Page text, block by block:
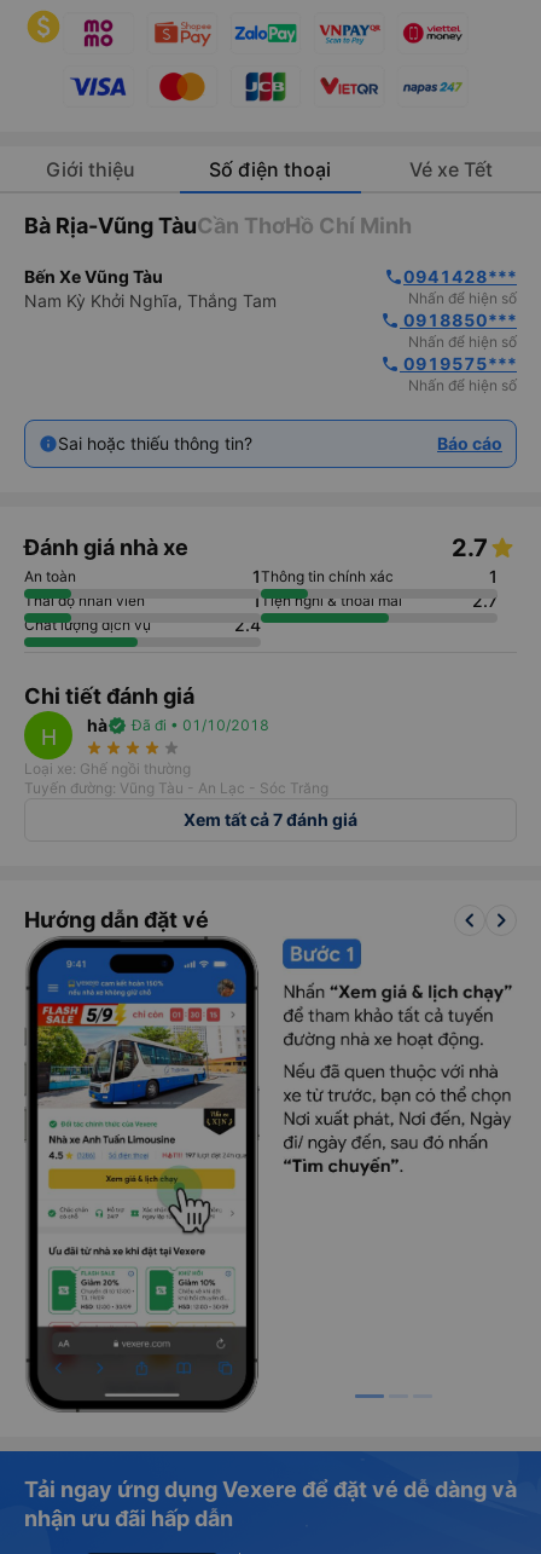
Giới thiệu Số điện thoại Vé xe Tết
Bà Rịa-Vũng TàuCần ThơHồ Chí Minh
Bến Xe Vũng Tàu
Nam Kỳ Khởi Nghĩa, Thắng Tam
phone0941428***
Nhấn để hiện số
phone 0918850***
Nhấn để hiện số
phone 0919575***
Nhấn để hiện số
Sai hoặc thiếu thông tin? Báo cáo
Đánh giá nhà xe 2.7
An toàn 1Thông tin chính xác 1
Thái độ nhân viên 1Tiện nghi & thoải mái 2.7
Chất lượng dịch vụ 2.4
Chi tiết đánh giá
H hàverified Đã đi • 01/10/2018
star_rate star_rate star_rate star_rate star_rate
Loại xe: Ghế ngồi thường
Tuyến đường: Vũng Tàu - An Lạc - Sóc Trăng
Xem tất cả 7 đánh giá
Hướng dẫn đặt vé keyboard_arrow_left keyboard_arrow_right
Tải ngay ứng dụng Vexere để đặt vé dễ dàng và
nhận ưu đãi hấp dẫn